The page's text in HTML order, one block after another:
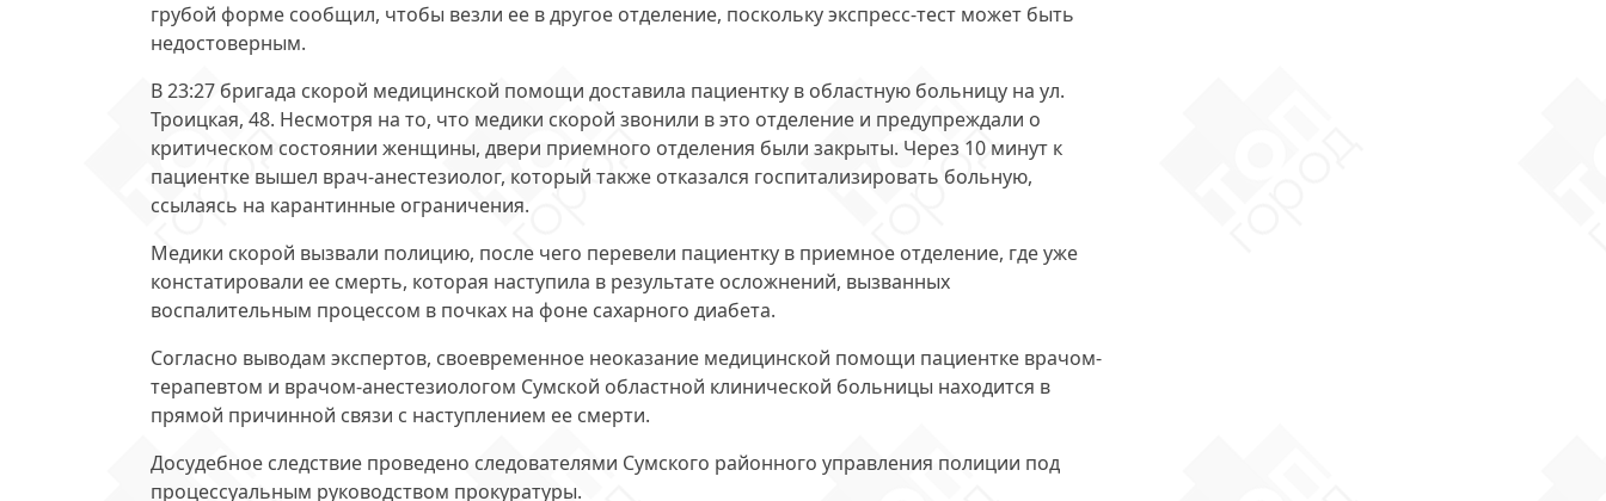
грубой форме сообщил, чтобы везли ее в другое отделение, поскольку экспресс-тест может быть
недостоверным.
В 23:27 бригада скорой медицинской помощи доставила пациентку в областную больницу на ул.
Троицкая, 48. Несмотря на то, что медики скорой звонили в это отделение и предупреждали о
критическом состоянии женщины, двери приемного отделения были закрыты. Через 10 минут к
пациентке вышел врач-анестезиолог, который также отказался госпитализировать больную,
ссылаясь на карантинные ограничения.
Медики скорой вызвали полицию, после чего перевели пациентку в приемное отделение, где уже
констатировали ее смерть, которая наступила в результате осложнений, вызванных
воспалительным процессом в почках на фоне сахарного диабета.
Согласно выводам экспертов, своевременное неоказание медицинской помощи пациентке врачом-
терапевтом и врачом-анестезиологом Сумской областной клинической больницы находится в
прямой причинной связи с наступлением ее смерти.
Досудебное следствие проведено следователями Сумского районного управления полиции под
процессуальным руководством прокуратуры.